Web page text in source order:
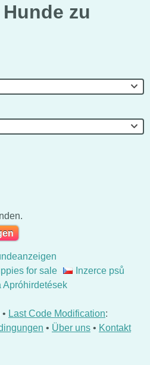
zu
for sale
Inzerce psů
Apróhirdetések
Last Code Modification:
• Über uns • Kontakt